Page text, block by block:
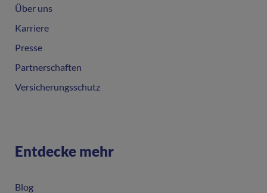
Über uns
Karriere
Presse
Partnerschaften
Versicherungsschutz
Entdecke mehr
Blog